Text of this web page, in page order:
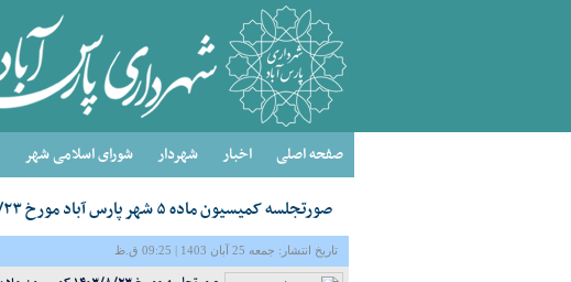
صفحه اصلی اخبار شهردار شورای اسلامی شهر
صورتجلسه کمیسیون ماده ۵ شهر پارس آباد مورخ ۱۴۰۳/۸/۲۳ بند ۵
تاریخ انتشار: جمعه 25 آبان 1403 | 09:25 ق.ظ